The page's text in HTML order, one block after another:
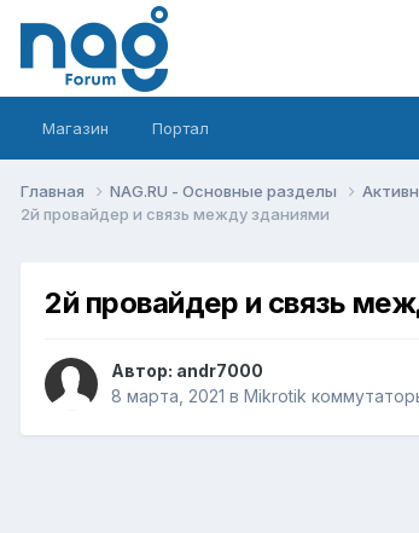
Магазин Портал
Главная NAG.RU - Основные разделы
2й провайдер и связь между зданиями
2й провайдер и связь
Автор: andr7000
8 марта, 2021 в Mikrotik